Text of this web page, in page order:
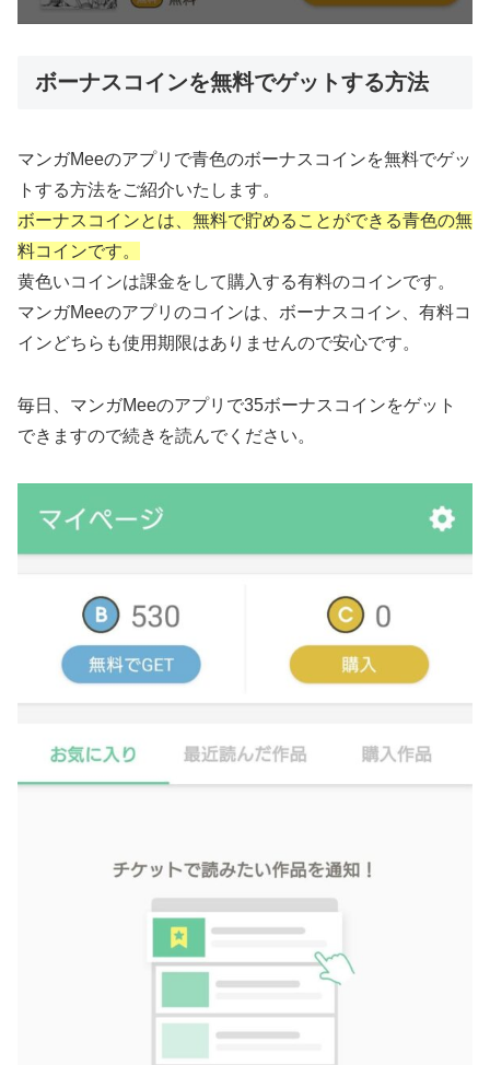
ボーナスコインを無料でゲットする方法
マンガMeeのアプリで青色のボーナスコインを無料でゲッ
トする方法をご紹介いたします。
ボーナスコインとは、無料で貯めることができる青色の無
料コインです。
黄色いコインは課金をして購入する有料のコインです。
マンガMeeのアプリのコインは、ボーナスコイン、有料コ
インどちらも使用期限はありませんので安心です。
毎日、マンガMeeのアプリで35ボーナスコインをゲット
できますので続きを読んでください。